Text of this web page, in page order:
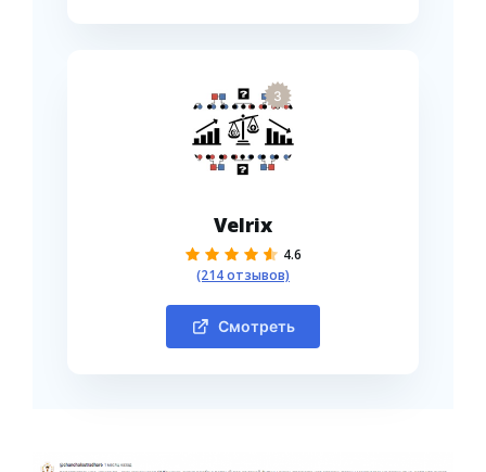
3
Velrix
4.6
(214 отзывов)
Смотреть